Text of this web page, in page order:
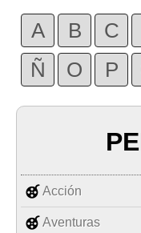
A B C
Ñ
O P
Acción
Aventuras